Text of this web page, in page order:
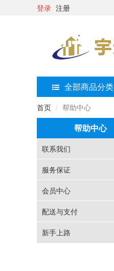
登录 注册
全部商品分类
首页 帮助中心
帮助中心
联系我们
服务保证
会员中心
配送与支付
新手上路